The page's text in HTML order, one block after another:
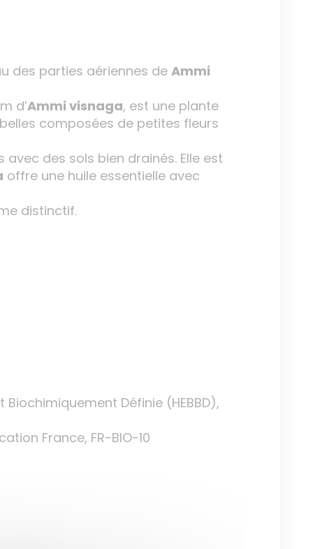
des parties aériennes deAmmi
d’Ammi visnaga, est une plante
composées de petites fleurs
des sols bien drainés. Elle est
offre une huile essentielle avec
distinctif.
Définie (HEBBD),
France, FR-BIO-10